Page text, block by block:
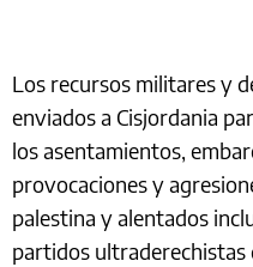
Los recursos militares y
enviados a Cisjordania
los asentamientos,
provocaciones y
palestina y alentados
partidos ultraderechistas